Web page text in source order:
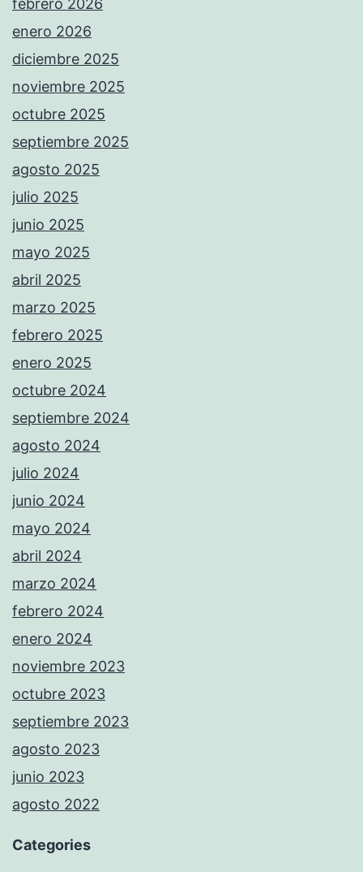
febrero 2026
enero 2026
diciembre 2025
noviembre 2025
octubre 2025
septiembre 2025
agosto 2025
julio 2025
junio 2025
mayo 2025
abril 2025
marzo 2025
febrero 2025
enero 2025
octubre 2024
septiembre 2024
agosto 2024
julio 2024
junio 2024
mayo 2024
abril 2024
marzo 2024
febrero 2024
enero 2024
noviembre 2023
octubre 2023
septiembre 2023
agosto 2023
junio 2023
agosto 2022
Categories